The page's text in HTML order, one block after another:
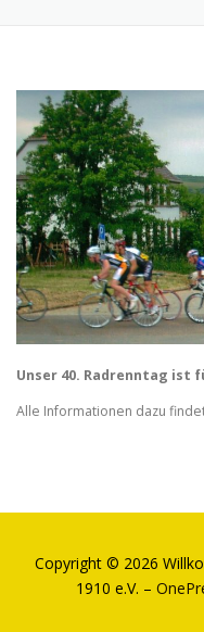
IMPRESSUM
Unser 40. Radrenntag ist
Alle Informationen dazu
Copyright © 2026
1910 e.V. –